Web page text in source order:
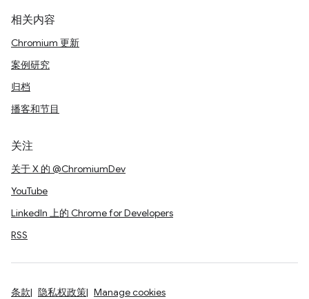
相关内容
Chromium 更新
案例研究
归档
播客和节目
关注
关于 X 的 @ChromiumDev
YouTube
LinkedIn 上的 Chrome for Developers
RSS
条款 隐私权政策 Manage cookies